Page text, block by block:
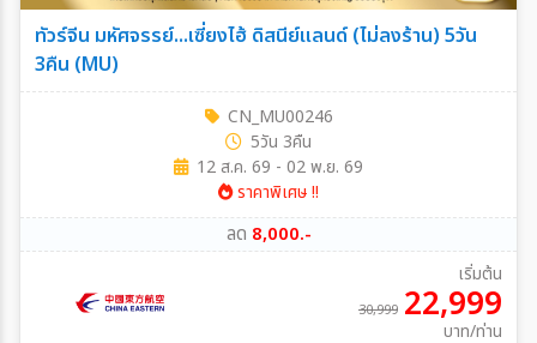
ทัวร์จีน มหัศจรรย์...เซี่ยงไฮ้ ดิสนีย์แลนด์ (ไม่ลงร้าน) 5วัน
3คืน (MU)
CN_MU00246
5วัน 3คืน
12 ส.ค. 69 - 02 พ.ย. 69
ราคาพิเศษ !!
ลด 8,000.-
เริ่มต้น
30,999 22,999
บาท/ท่าน